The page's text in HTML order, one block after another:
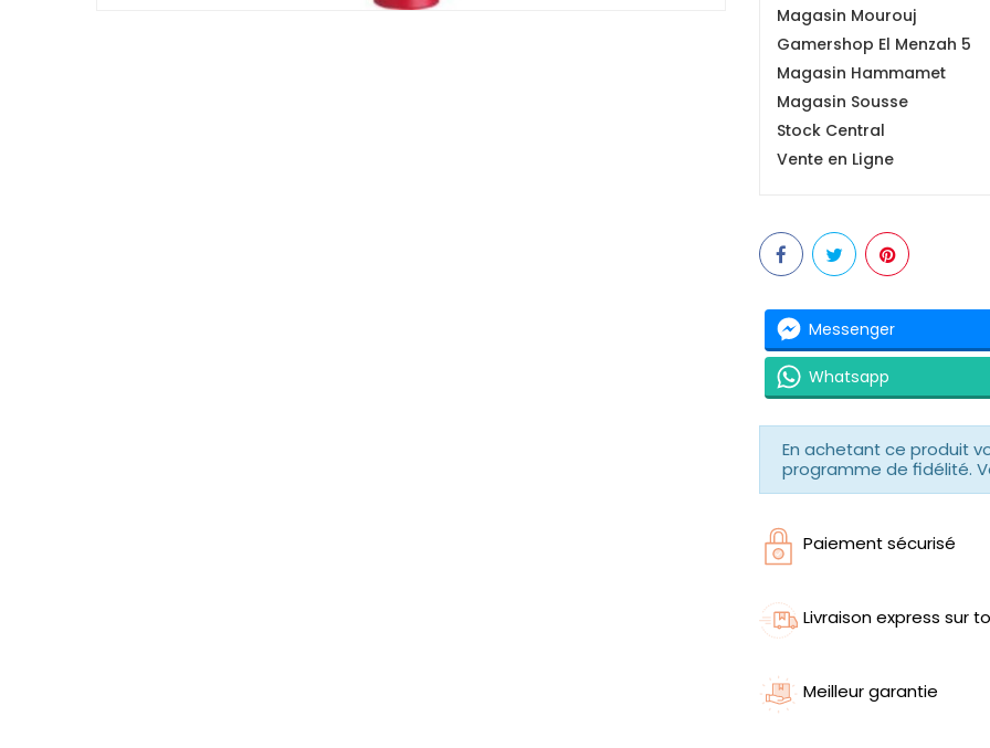
Magasin Mourouj
Gamershop El Menzah 5
Magasin Hammamet
Magasin Sousse
Stock Central
Vente en Ligne
Messenger
Whatsapp
En achetant ce produit
programme de fidélité.
Paiement sécurisé
Livraison express sur
Meilleur garantie